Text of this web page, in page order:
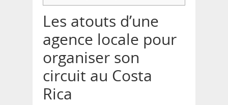
Les atouts d’une
agence locale pour
organiser son
circuit au Costa
Rica